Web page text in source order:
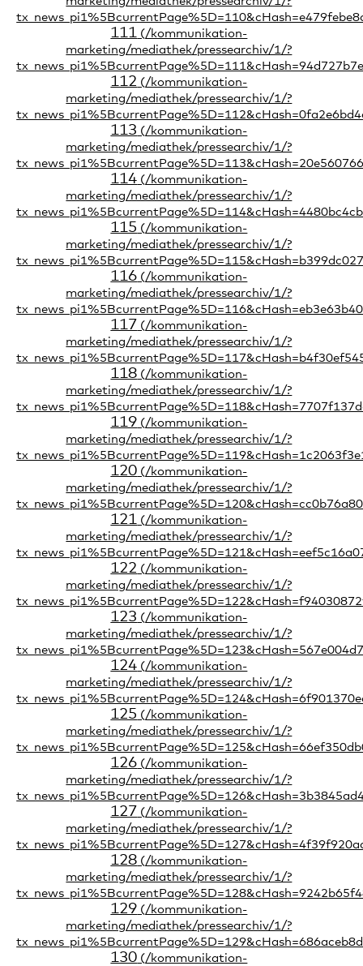
111
112
113
114
115
116
117
118
119
120
121
122
123
124
125
126
127
128
129
130